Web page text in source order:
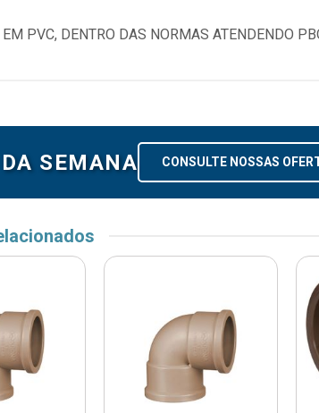
PVC, DENTRO DAS NORMAS ATENDENDO
SEMANA CONSULTE NOSSAS